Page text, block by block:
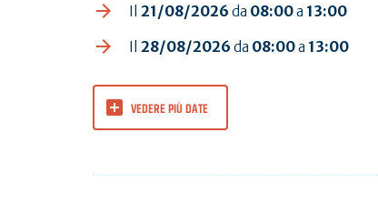
Il 21/08/2026 da 08:00a 13:00
Il 28/08/2026 da 08:00a 13:00
VEDERE PIÙ DATE